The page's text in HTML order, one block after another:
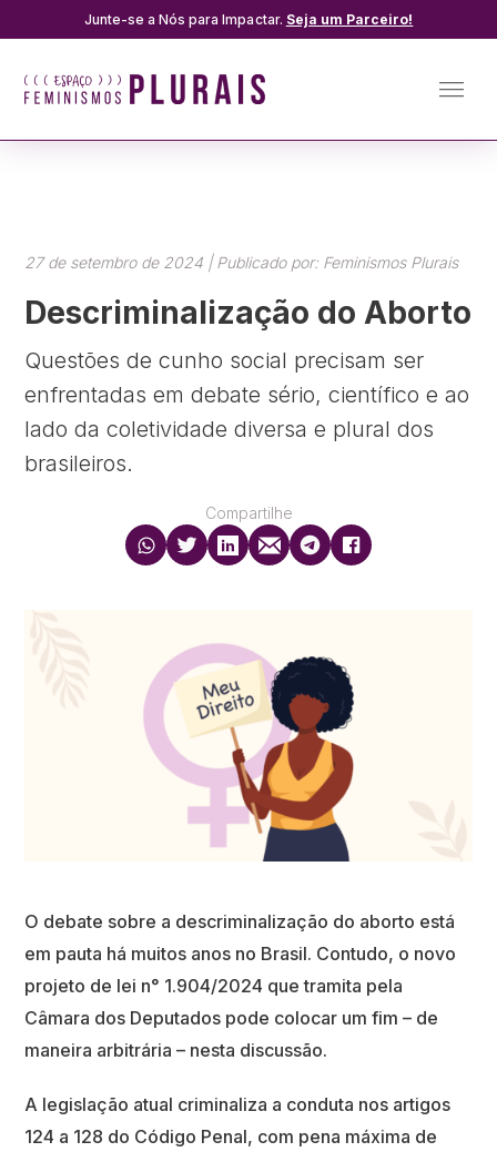
Junte-se a Nós para Impactar. Seja um Parceiro!
27 de setembro de 2024 | Publicado por: Feminismos Plurais
Descriminalização do Aborto
Questões de cunho social precisam ser
enfrentadas em debate sério, científico e ao
lado da coletividade diversa e plural dos
brasileiros.
Compartilhe
O debate sobre a descriminalização do aborto está
em pauta há muitos anos no Brasil. Contudo, o novo
projeto de lei n° 1.904/2024 que tramita pela
Câmara dos Deputados pode colocar um fim – de
maneira arbitrária – nesta discussão.
A legislação atual criminaliza a conduta nos artigos
124 a 128 do Código Penal, com pena máxima de